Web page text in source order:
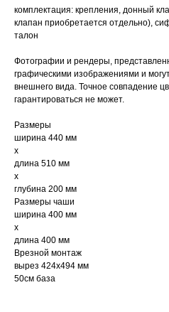
комплектация: крепления, донный
клапан приобретается отдельно),
талон
Фотографии и рендеры,
графическими изображениями и
внешнего вида. Точное совпадение
гарантироваться не может.
Размеры
ширина 440 мм
x
длина 510 мм
x
глубина 200 мм
Размеры чаши
ширина 400 мм
x
длина 400 мм
Врезной монтаж
вырез 424x494 мм
50см база